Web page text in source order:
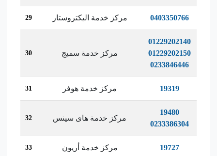
29 مركز خدمة اليكتروستار 0403350766
30 مركز خدمة سميج
01229202140
01229202150
0233846446
31 مركز خدمة هوفر 19319
32 مركز خدمة هاى سينس
19480
0233386304
33 مركز خدمة أريون 19727